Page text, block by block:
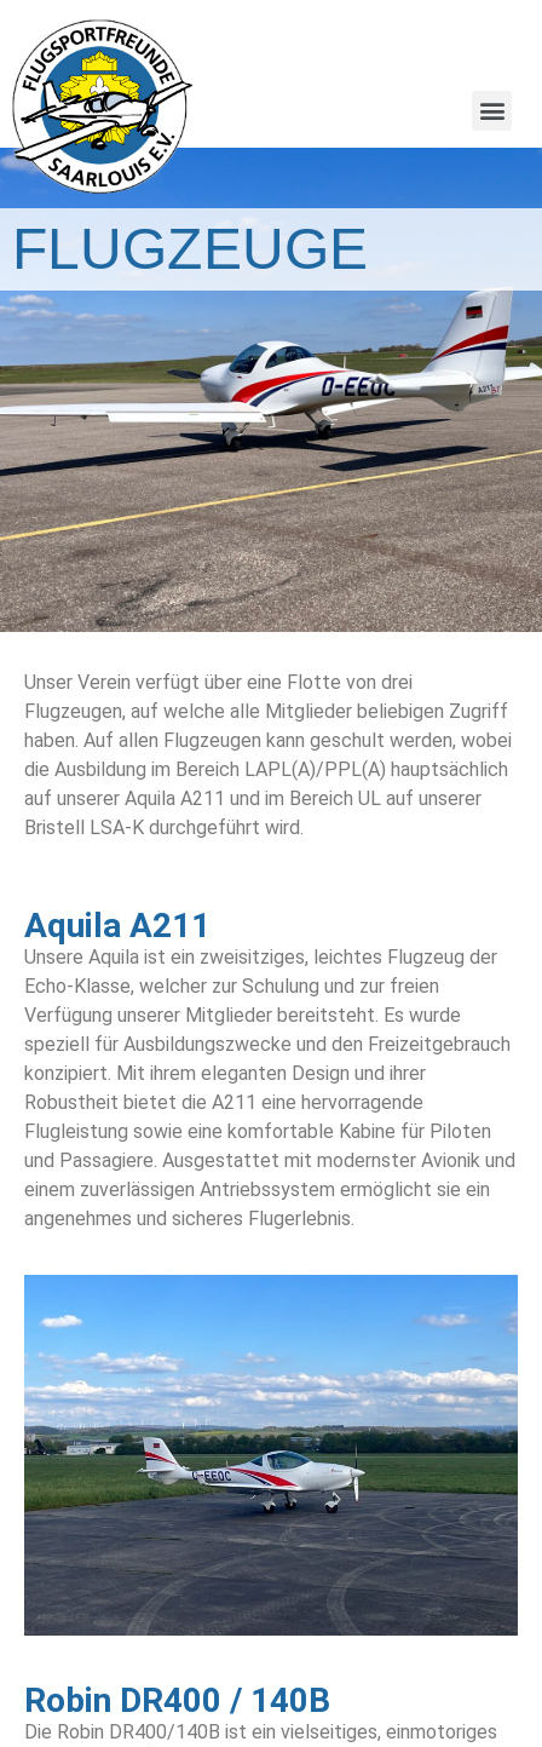
FLUGZEUGE
Unser Verein verfügt über eine Flotte von drei
Flugzeugen, auf welche alle Mitglieder beliebigen Zugriff
haben. Auf allen Flugzeugen kann geschult werden, wobei
die Ausbildung im Bereich LAPL(A)/PPL(A) hauptsächlich
auf unserer Aquila A211 und im Bereich UL auf unserer
Bristell LSA-K durchgeführt wird.
Aquila A211
Unsere Aquila ist ein zweisitziges, leichtes Flugzeug der
Echo-Klasse, welcher zur Schulung und zur freien
Verfügung unserer Mitglieder bereitsteht. Es wurde
speziell für Ausbildungszwecke und den Freizeitgebrauch
konzipiert. Mit ihrem eleganten Design und ihrer
Robustheit bietet die A211 eine hervorragende
Flugleistung sowie eine komfortable Kabine für Piloten
und Passagiere. Ausgestattet mit modernster Avionik und
einem zuverlässigen Antriebssystem ermöglicht sie ein
angenehmes und sicheres Flugerlebnis.
Robin DR400 / 140B
Die Robin DR400/140B ist ein vielseitiges, einmotoriges